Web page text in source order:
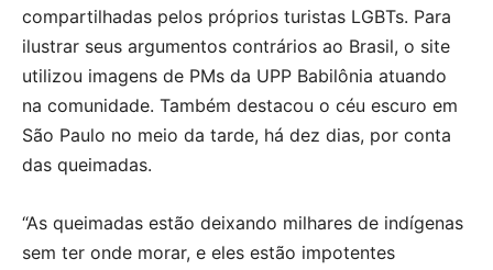
compartilhadas pelos próprios turistas LGBTs. Para
ilustrar seus argumentos contrários ao Brasil, o site
utilizou imagens de PMs da UPP Babilônia atuando
na comunidade. Também destacou o céu escuro em
São Paulo no meio da tarde, há dez dias, por conta
das queimadas.
“As queimadas estão deixando milhares de indígenas
sem ter onde morar, e eles estão impotentes